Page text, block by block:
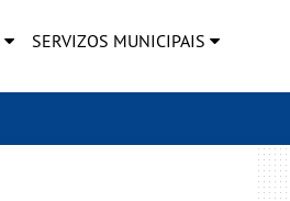
SERVIZOS MUNICIPAIS